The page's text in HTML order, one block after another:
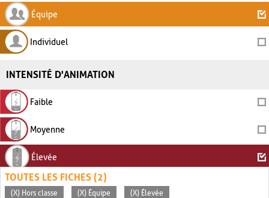
Équipe
Individuel
INTENSITÉ D'ANIMATION
Faible
Moyenne
Élevée
TOUTES LES FICHES (2)
(X) Hors classe (X) Équipe (X) Élevée